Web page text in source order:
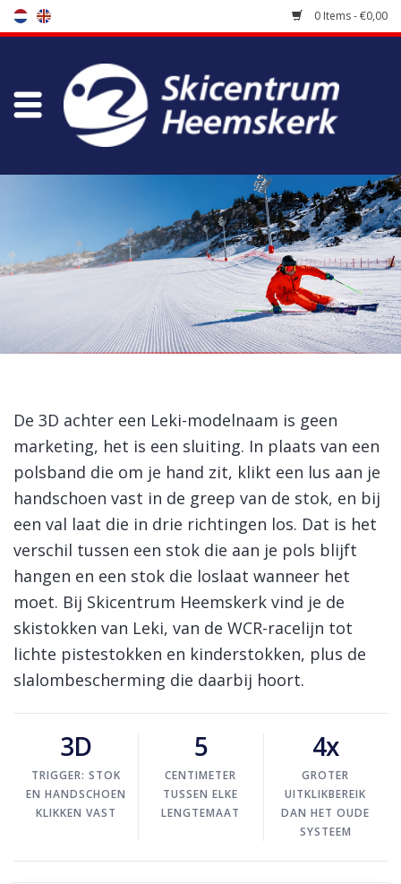
0 Items - €0,00
Store
Maintenance
koopgidsen
Log in Skinext
Leki skistokken
De 3D achter een Leki-modelnaam is geen
marketing, het is een sluiting. In plaats van een
polsband die om je hand zit, klikt een lus aan je
handschoen vast in de greep van de stok, en bij
een val laat die in drie richtingen los. Dat is het
verschil tussen een stok die aan je pols blijft
hangen en een stok die loslaat wanneer het
moet. Bij Skicentrum Heemskerk vind je de
skistokken van Leki, van de WCR-racelijn tot
lichte pistestokken en kinderstokken, plus de
slalombescherming die daarbij hoort.
3D
TRIGGER: STOK
EN HANDSCHOEN
KLIKKEN VAST
5
CENTIMETER
TUSSEN ELKE
LENGTEMAAT
4x
GROTER
UITKLIKBEREIK
DAN HET OUDE
SYSTEEM